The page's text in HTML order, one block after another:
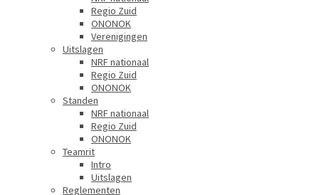
Regio Zuid
ONONOK
Verenigingen
Uitslagen
NRF nationaal
Regio Zuid
ONONOK
Standen
NRF nationaal
Regio Zuid
ONONOK
Teamrit
Intro
Uitslagen
Reglementen